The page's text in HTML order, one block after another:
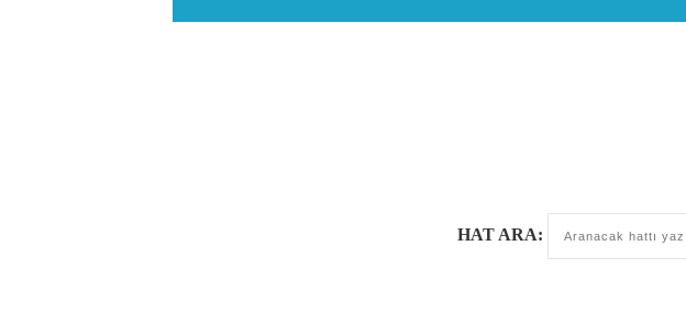
HAT ARA: